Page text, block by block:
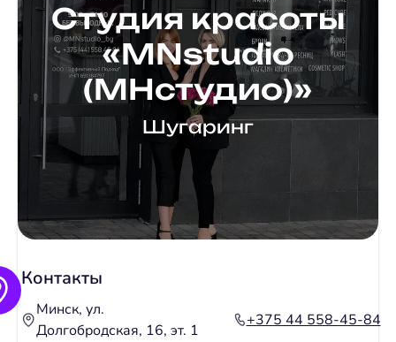
Студия красоты
«MNstudio
(МНстудио)»
Шугаринг
Контакты
Минск, ул.
Долгобродская, 16, эт. 1
+375 44 558-45-84